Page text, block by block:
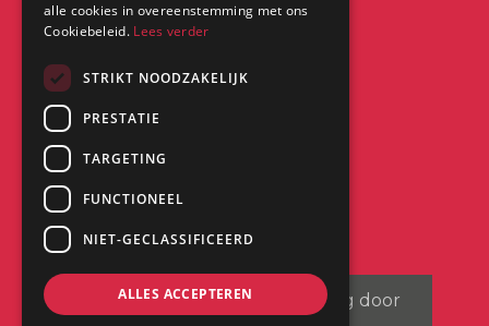
Kantoor:
Saturnus 8
2026| Website ontwikkeling door
alle cookies in overeenstemming met ons
Cookiebeleid. Lees verder
STRIKT NOODZAKELIJK
PRESTATIE
TARGETING
FUNCTIONEEL
NIET-GECLASSIFICEERD
ALLES ACCEPTEREN